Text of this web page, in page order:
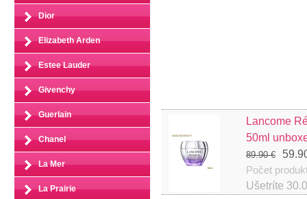
Dior
Elizabeth Arden
Estee Lauder
Givenchy
Guerlain
Chanel
La Mer
La Prairie
Lancome
50ml
89.90 €
Počet
Ušetríte